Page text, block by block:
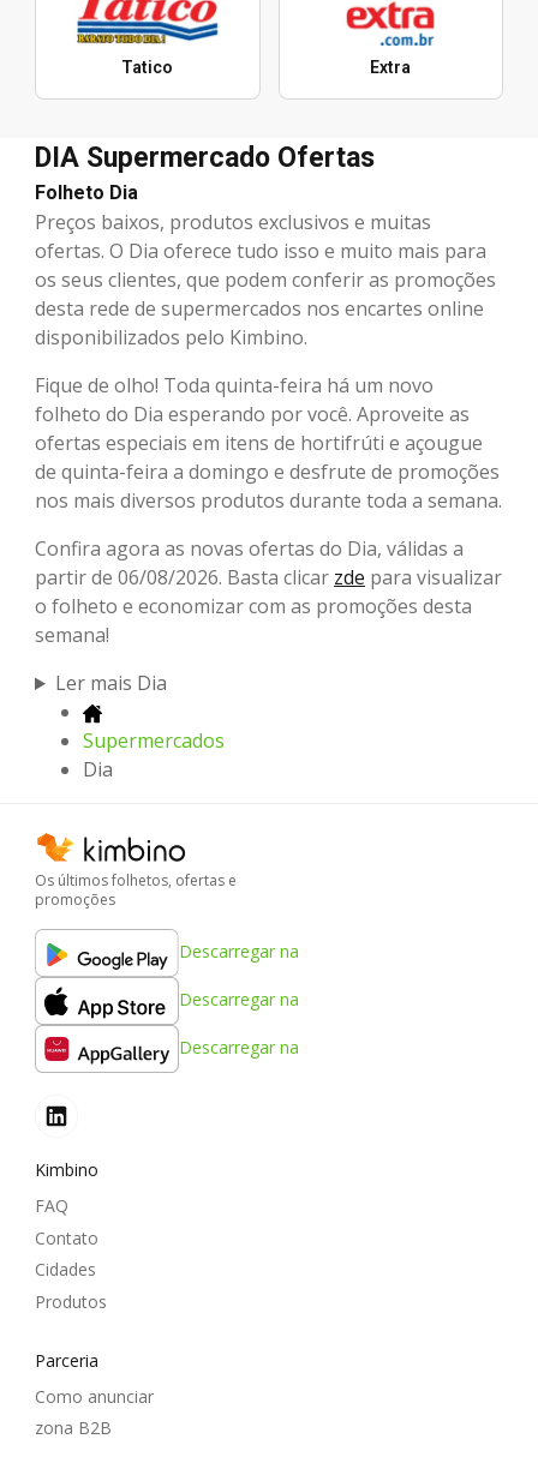
Tatico Extra
DIA Supermercado Ofertas
Folheto Dia
Preços baixos, produtos exclusivos e muitas
ofertas. O Dia oferece tudo isso e muito mais para
os seus clientes, que podem conferir as promoções
desta rede de supermercados nos encartes online
disponibilizados pelo Kimbino.
Fique de olho! Toda quinta-feira há um novo
folheto do Dia esperando por você. Aproveite as
ofertas especiais em itens de hortifrúti e açougue
de quinta-feira a domingo e desfrute de promoções
nos mais diversos produtos durante toda a semana.
Confira agora as novas ofertas do Dia, válidas a
partir de 06/08/2026. Basta clicar zde para visualizar
o folheto e economizar com as promoções desta
semana!
Ler mais Dia
Supermercados
Dia
Os últimos folhetos, ofertas e
promoções
Descarregar na
Descarregar na
Descarregar na
Kimbino
FAQ
Contato
Cidades
Produtos
Parceria
Como anunciar
zona B2B